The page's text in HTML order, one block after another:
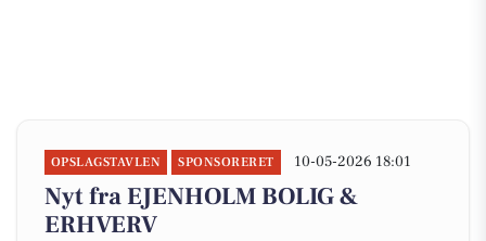
OPSLAGSTAVLEN SPONSORERET 10-05-2026 18:01
Nyt fra EJENHOLM BOLIG &
ERHVERV